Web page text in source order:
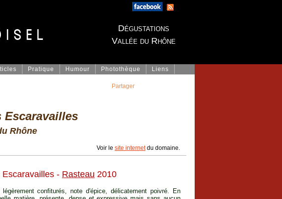
Dégustations
Vallée du Rhône
Pratique Humour Photothèque Liens
Escaravailles
Rhône
Voir le site internetdu domaine.
- Rasteau 2010
confiturés, note d'épice, délicatement poivré. En
Partager